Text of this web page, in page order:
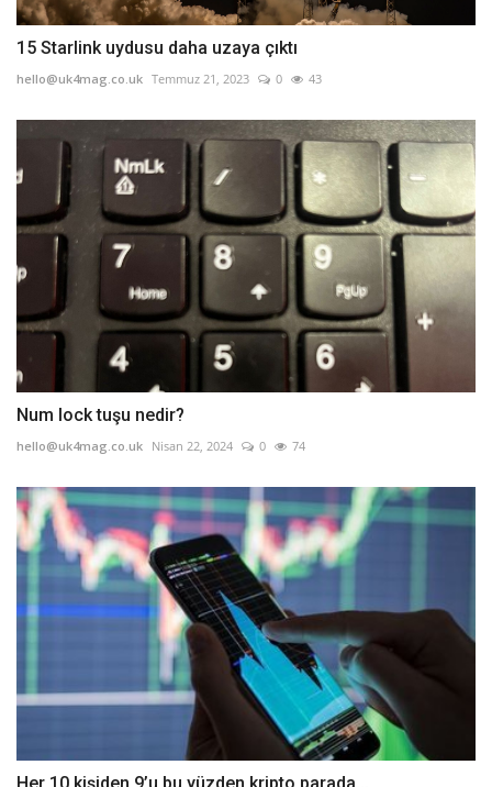
15 Starlink uydusu daha uzaya çıktı
hello@uk4mag.co.uk Temmuz 21, 2023 0 43
Num lock tuşu nedir?
hello@uk4mag.co.uk Nisan 22, 2024 0 74